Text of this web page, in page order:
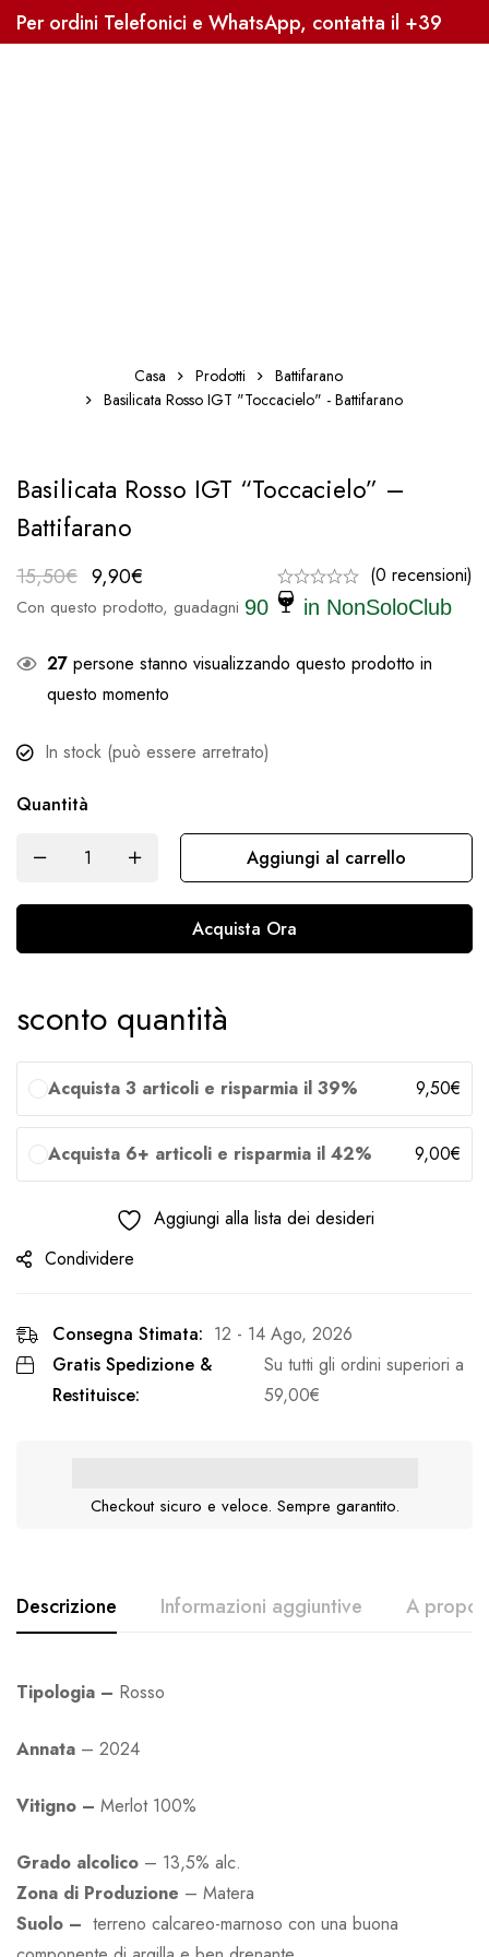
Per ordini Telefonici e WhatsApp, contatta il +39
3338041363, Sped. Gratuita oltre i 59€
Casa Prodotti
Battifarano
Basilicata Rosso IGT "Toccacielo" - Battifarano
Basilicata Rosso IGT “Toccacielo” –
Battifarano
15,50€ 9,90€ (0 recensioni)
Con questo prodotto, guadagni 90 in NonSoloClub
27 persone stanno visualizzando questo prodotto in
questo momento
In stock (può essere arretrato)
Quantità
Aggiungi al carrello
Acquista Ora
sconto quantità
Acquista 3 articoli e risparmia il 39% 9,50€
Acquista 6+ articoli e risparmia il 42% 9,00€
Aggiungi alla lista dei desideri
Condividere
Consegna Stimata: 12 - 14 Ago, 2026
Gratis Spedizione &
Restituisce:
Su tutti gli ordini superiori a
59,00€
Checkout sicuro e veloce. Sempre garantito.
Descrizione Informazioni aggiuntive A
Tipologia – Rosso
Annata – 2024
Vitigno – Merlot 100%
Grado alcolico – 13,5% alc.
Zona di Produzione – Matera
Suolo – terreno calcareo-marnoso con una buona